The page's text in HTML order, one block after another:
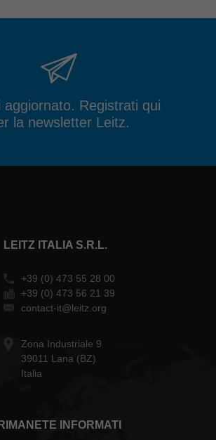
aggiornato. Registrati qui
la newsletter Leitz.
LEITZ ITALIA S.R.L.
+39 (0) 473 55 28 00
+39 (0) 473 56 21 39
contact-it@leitz.org
Zona Industriale 9
39011 Lana (BZ)
Italia
RIMANETE INFORMATI